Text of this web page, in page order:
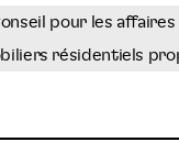
pour les
résidentiels